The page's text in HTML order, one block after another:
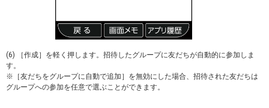
(6) ［作成］を軽く押します。招待したグループに友だちが自動的に参加しま
す。
※［友だちをグループに自動で追加］を無効にした場合、招待された友だちは
グループへの参加を任意で選ぶことができます。